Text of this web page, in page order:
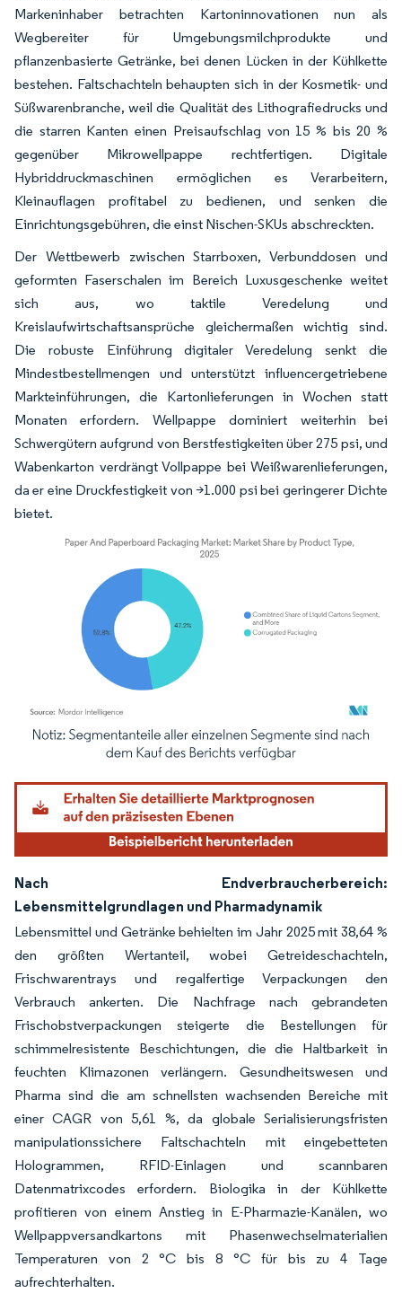
Markeninhaber betrachten Kartoninnovationen nun als
Wegbereiter für Umgebungsmilchprodukte und
pflanzenbasierte Getränke, bei denen Lücken in der Kühlkette
bestehen. Faltschachteln behaupten sich in der Kosmetik- und
Süßwarenbranche, weil die Qualität des Lithografiedrucks und
die starren Kanten einen Preisaufschlag von 15 % bis 20 %
gegenüber Mikrowellpappe rechtfertigen. Digitale
Hybriddruckmaschinen ermöglichen es Verarbeitern,
Kleinauflagen profitabel zu bedienen, und senken die
Einrichtungsgebühren, die einst Nischen-SKUs abschreckten.
Der Wettbewerb zwischen Starrboxen, Verbunddosen und
geformten Faserschalen im Bereich Luxusgeschenke weitet
sich aus, wo taktile Veredelung und
Kreislaufwirtschaftsansprüche gleichermaßen wichtig sind.
Die robuste Einführung digitaler Veredelung senkt die
Mindestbestellmengen und unterstützt influencergetriebene
Markteinführungen, die Kartonlieferungen in Wochen statt
Monaten erfordern. Wellpappe dominiert weiterhin bei
Schwergütern aufgrund von Berstfestigkeiten über 275 psi, und
Wabenkarton verdrängt Vollpappe bei Weißwarenlieferungen,
da er eine Druckfestigkeit von >1.000 psi bei geringerer Dichte
bietet.
Bild © Mordor Intelligence. Wiederverwendung erfordert Namensnennung
Nach Endverbraucherbereich:
Lebensmittelgrundlagen und Pharmadynamik
Lebensmittel und Getränke behielten im Jahr 2025 mit 38,64 %
den größten Wertanteil, wobei Getreideschachteln,
Frischwarentrays und regalfertige Verpackungen den
Verbrauch ankerten. Die Nachfrage nach gebrandeten
Frischobstverpackungen steigerte die Bestellungen für
schimmelresistente Beschichtungen, die die Haltbarkeit in
feuchten Klimazonen verlängern. Gesundheitswesen und
Pharma sind die am schnellsten wachsenden Bereiche mit
einer CAGR von 5,61 %, da globale Serialisierungsfristen
manipulationssichere Faltschachteln mit eingebetteten
Hologrammen, RFID-Einlagen und scannbaren
Datenmatrixcodes erfordern. Biologika in der Kühlkette
profitieren von einem Anstieg in E-Pharmazie-Kanälen, wo
Wellpappversandkartons mit Phasenwechselmaterialien
Temperaturen von 2 °C bis 8 °C für bis zu 4 Tage
aufrechterhalten.